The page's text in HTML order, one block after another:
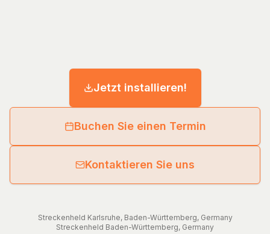
Jetzt installieren!
Buchen Sie einen Termin
Kontaktieren Sie uns
Streckenheld Karlsruhe, Baden-Württemberg, Germany
Streckenheld Baden-Württemberg, Germany